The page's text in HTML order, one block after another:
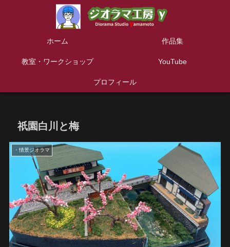
ホーム 作品集
教室・ワークショップ YouTube
プロフィール
祇園白川と梅
・情景ジオラマ